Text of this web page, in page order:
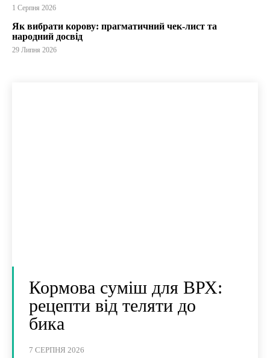
1 Серпня 2026
Як вибрати корову: прагматичний чек-лист та
народний досвід
29 Липня 2026
Кормова суміш для ВРХ:
рецепти від теляти до
бика
7 СЕРПНЯ 2026